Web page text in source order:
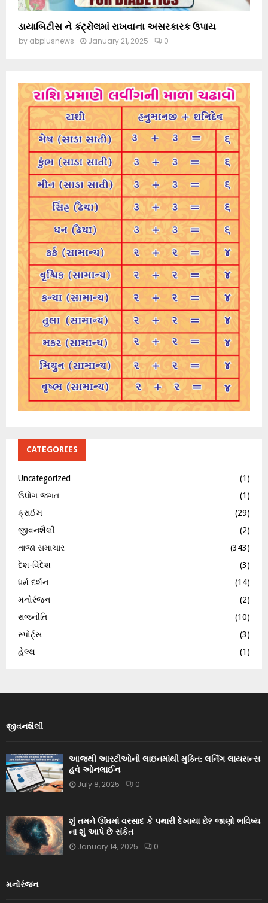
ડાયાબિટીસ ને કંટ્રોલમાં રાખવાના અસરકારક ઉપાય
by abplusnews January 21, 2025 0
CATEGORIES
Uncategorized
(1)
ઉધોગ જગત
(1)
ક્રાઈમ
(29)
જીવનશૈલી
(2)
તાજા સમાચાર
(343)
દેશ-વિદેશ
(3)
ધર્મ દર્શન
(14)
મનોરંજન
(2)
રાજનીતિ
(10)
સ્પોર્ટ્સ
(3)
હેલ્થ
(1)
જીવનશૈલી
આજથી આરટીઓની લાઇનમાંથી મુક્તિ: લર્નિંગ લાયસન્સ
હવે ઓનલાઈન
July 8, 2025 0
શું તમને ઊંઘમાં વરસાદ કે પથારી દેખાયા છે? જાણો ભવિષ્ય
ના શું આપે છે સંકેત
January 14, 2025 0
મનોરંજન